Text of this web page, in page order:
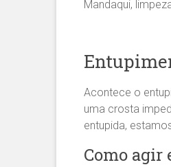
Mandaqui,
Acontece o
uma crosta
entupida,
Como agir